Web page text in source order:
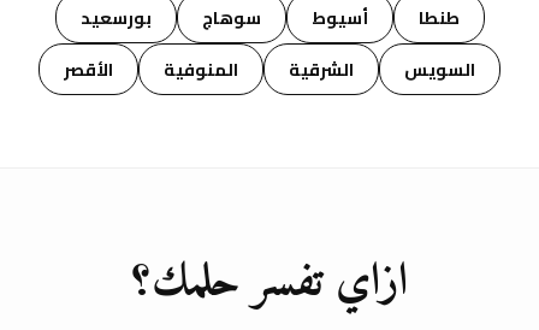
طنطا
أسيوط سوهاج
بورسعيد
السويس
الشرقية المنوفية الأقصر
ازاي تفسر حلمك؟